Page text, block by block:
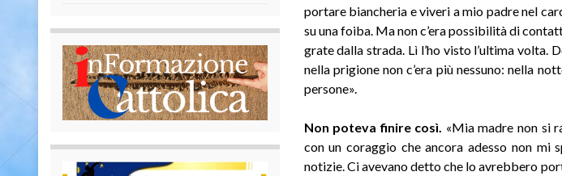
portare biancheria e viveri a mio padre nel
su una foiba. Ma non c’era possibilità di
grate dalla strada. Lì l’ho visto l’ultima volta.
nella prigione non c’era più nessuno: nella
persone».
Non poteva finire così. «Mia madre non si
con un coraggio che ancora adesso non mi
notizie. Ci avevano detto che lo avrebbero